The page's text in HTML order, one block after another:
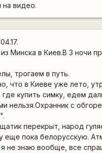
на видео.
Минска в Киев.В 3 ночи
трогаем в путь.
что в Киеве уже лето,
купить симку, едем
нельзя.Охранник с
перекрыт, народ
еще пока белорусскую.
не знаю вообще, все